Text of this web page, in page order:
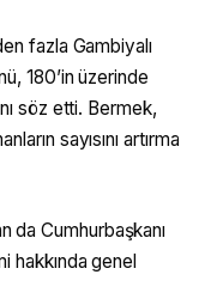
fazla Gambiyalı
180’in üzerinde
söz etti. Bermek,
sayısını artırma
da Cumhurbaşkanı
hakkında genel